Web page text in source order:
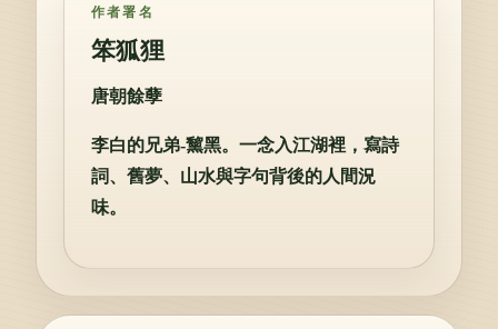
作者署名
笨狐狸
唐朝餘孽
李白的兄弟-黧黑。一念入江湖裡，寫詩
詞、舊夢、山水與字句背後的人間況
味。